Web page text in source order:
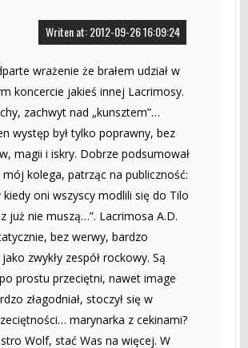
Writen at: 2012-09-26 16:09:24
wrażenie że brałem udział w
koncercie jakieś innej Lacrimosy.
zachwyt nad „kunsztem”…
występ był tylko poprawny, bez
magii i iskry. Dobrze podsumował
kolega, patrząc na publiczność:
kiedy oni wszyscy modlili się do Tilo
już nie muszą…”. Lacrimosa A.D.
bez werwy, bardzo
zwykły zespół rockowy. Są
prostu przeciętni, nawet image
złagodniał, stoczył się w
marynarka z cekinami?
Wolf, stać Was na więcej. W